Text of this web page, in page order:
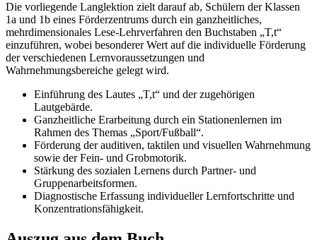
Die vorliegende Langlektion zielt darauf ab, Schülern der Klassen
1a und 1b eines Förderzentrums durch ein ganzheitliches,
mehrdimensionales Lese-Lehrverfahren den Buchstaben „T,t“
einzuführen, wobei besonderer Wert auf die individuelle Förderung
der verschiedenen Lernvoraussetzungen und
Wahrnehmungsbereiche gelegt wird.
Einführung des Lautes „T,t“ und der zugehörigen
Lautgebärde.
Ganzheitliche Erarbeitung durch ein Stationenlernen im
Rahmen des Themas „Sport/Fußball“.
Förderung der auditiven, taktilen und visuellen Wahrnehmung
sowie der Fein- und Grobmotorik.
Stärkung des sozialen Lernens durch Partner- und
Gruppenarbeitsformen.
Diagnostische Erfassung individueller Lernfortschritte und
Konzentrationsfähigkeit.